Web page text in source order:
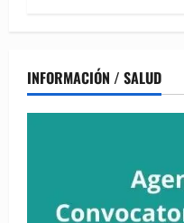
INFORMACIÓN / SALUD